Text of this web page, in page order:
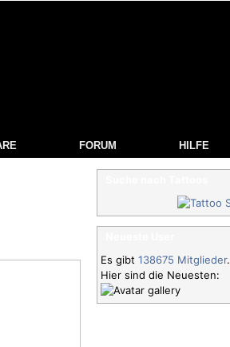
FORUM HILFE
Es gibt 138675 Mitglieder.
Hier sind die Neuesten: